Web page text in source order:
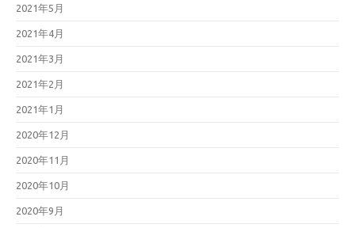
2021年5月
2021年4月
2021年3月
2021年2月
2021年1月
2020年12月
2020年11月
2020年10月
2020年9月